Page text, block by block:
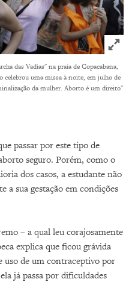
Click
das Vadias" na praia de Copacabana,
celebrou uma missa à noite, em julho de
da mulher. Aborto é um direito"
passar por este tipo de
seguro. Porém, como o
dos casos, a estudante não
a sua gestação em condições
– a qual leu corajosamente
explica que ficou grávida
uso de um contraceptivo por
já passa por dificuldades